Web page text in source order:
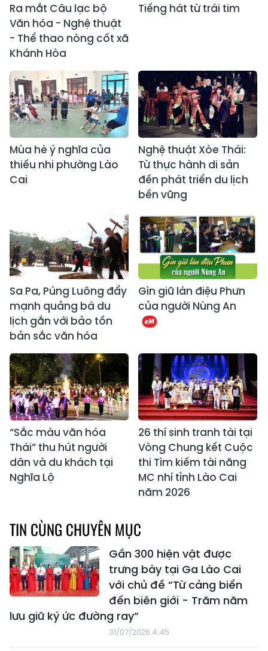
Ra mắt Câu lạc bộ
Văn hóa - Nghệ thuật
- Thể thao nòng cốt xã
Khánh Hòa
Tiếng hát từ trái tim
Mùa hè ý nghĩa của
thiếu nhi phường Lào
Cai
Nghệ thuật Xòe Thái:
Từ thực hành di sản
đến phát triển du lịch
bền vững
Sa Pa, Púng Luông đẩy
mạnh quảng bá du
lịch gắn với bảo tồn
bản sắc văn hóa
Gìn giữ làn điệu Phưn
của người Nùng An
“Sắc màu văn hóa
Thái” thu hút người
dân và du khách tại
Nghĩa Lộ
26 thí sinh tranh tài tại
Vòng Chung kết Cuộc
thi Tìm kiếm tài năng
MC nhí tỉnh Lào Cai
năm 2026
TIN CÙNG CHUYÊN MỤC
Gần 300 hiện vật được
trưng bày tại Ga Lào Cai
với chủ đề “Từ cảng biển
đến biên giới - Trăm năm
lưu giữ ký ức đường ray”
31/07/2026 4:45